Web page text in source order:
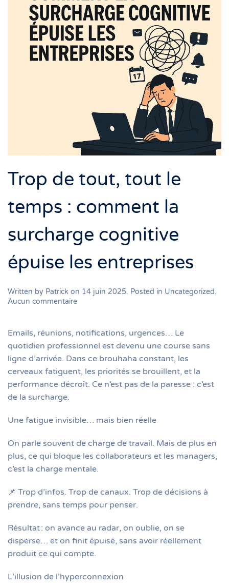
Trop de tout, tout le
temps : comment la
surcharge cognitive
épuise les entreprises
Written by Patrick on 14 juin 2025. Posted in Uncategorized.
Aucun commentairesur
tout,
le
temps
:
comment
la
épuise
Emails, réunions, notifications, urgences… Le
quotidien professionnel est devenu une course sans
ligne d’arrivée. Dans ce brouhaha constant, les
cerveaux fatiguent, les priorités se brouillent, et la
performance décroît. Ce n’est pas de la paresse : c’est
de la surcharge.
Une fatigue invisible… mais bien réelle
On parle souvent de charge de travail. Mais de plus en
plus, ce qui bloque les collaborateurs et les managers,
c’est la charge mentale.
📌 Trop d’infos. Trop de canaux. Trop de décisions à
prendre, sans temps pour penser.
Résultat : on avance au radar, on oublie, on se
disperse… et on finit épuisé, sans avoir réellement
produit ce qui compte.
L’illusion de l’hyperconnexion